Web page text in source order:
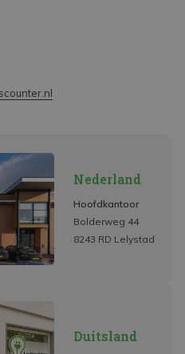
Nederland
Hoofdkantoor
Bolderweg 44
8243 RD Lelystad
Duitsland